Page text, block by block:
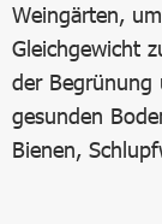
Weingärten,
Gleichgewicht
der Begrünung
gesunden
Bienen,